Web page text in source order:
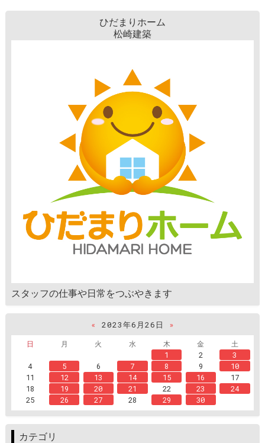
ひだまりホーム
松崎建築
スタッフの仕事や日常をつぶやきます
« 2023年6月26日
»
日
月 火 水 木 金
土
1
2
3
4
5 6 7 8 9
10
11
12 13 14 15 16
17
18
19 20 21 22 23
24
25
26 27 28 29 30
カテゴリ